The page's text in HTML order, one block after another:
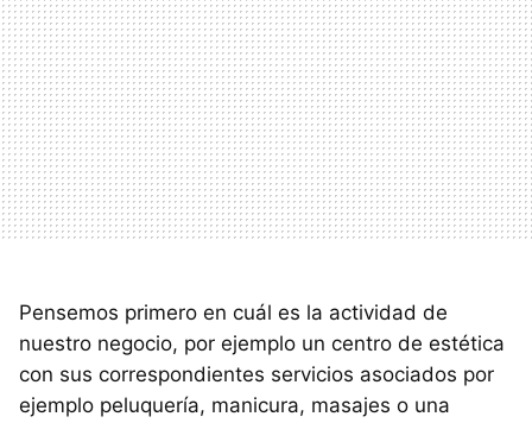
Pensemos primero en cuál es la actividad de
nuestro negocio, por ejemplo un centro de estética
con sus correspondientes servicios asociados por
ejemplo peluquería, manicura, masajes o una